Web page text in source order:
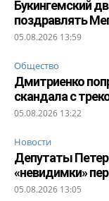
Букингемский
поздравлять
05.08.2026 13:59
Общество
Дмитриенко
скандала с
05.08.2026 13:22
Новости
Депутаты
«невидимки»
05.08.2026 13:05